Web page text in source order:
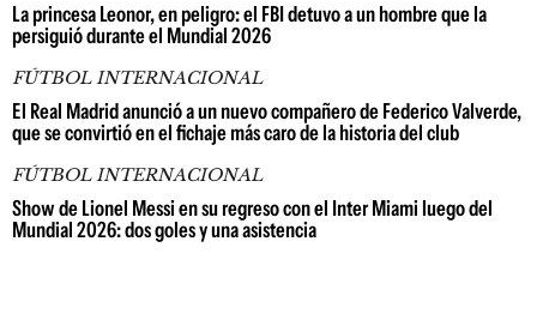
La princesa Leonor, en peligro: el FBI detuvo a un hombre que la
persiguió durante el Mundial 2026
FÚTBOL INTERNACIONAL
El Real Madrid anunció a un nuevo compañero de Federico Valverde,
que se convirtió en el fichaje más caro de la historia del club
FÚTBOL INTERNACIONAL
Show de Lionel Messi en su regreso con el Inter Miami luego del
Mundial 2026: dos goles y una asistencia